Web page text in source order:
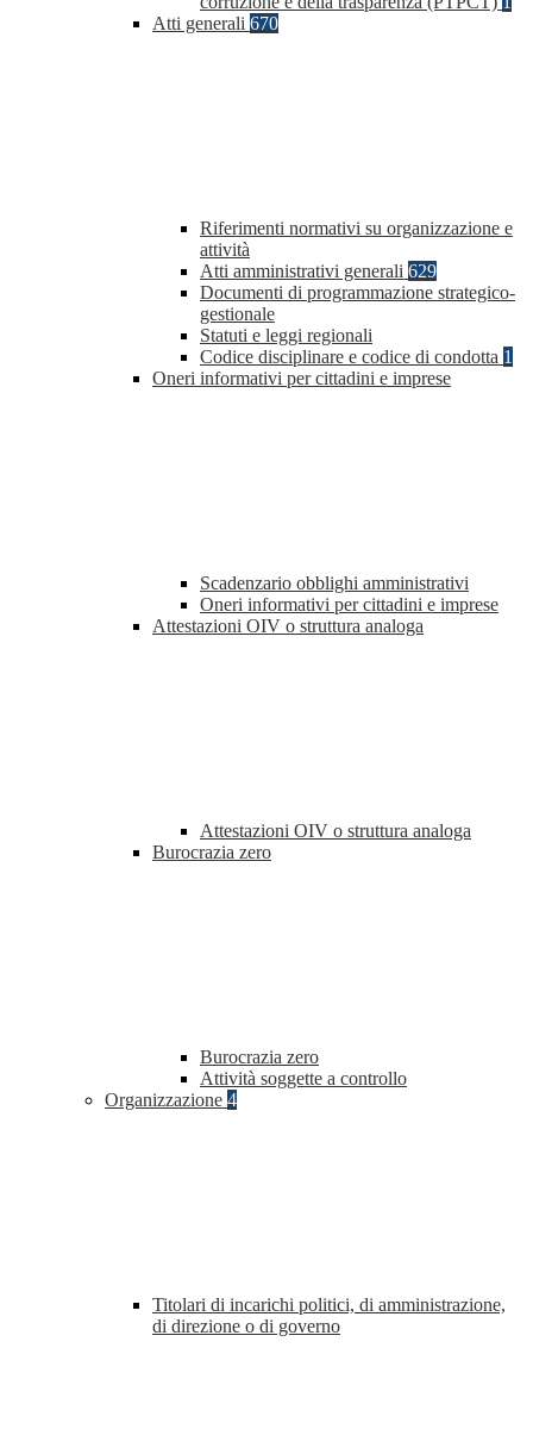
Atti generali 670
Riferimenti normativi su organizzazione e
attività
Atti amministrativi generali 629
Documenti di programmazione strategico-
gestionale
Statuti e leggi regionali
Codice disciplinare e codice di condotta 1
Oneri informativi per cittadini e imprese
Scadenzario obblighi amministrativi
Oneri informativi per cittadini e imprese
Attestazioni OIV o struttura analoga
Attestazioni OIV o struttura analoga
Burocrazia zero
Burocrazia zero
Attività soggette a controllo
Organizzazione 4
Titolari di incarichi politici, di amministrazione,
di direzione o di governo